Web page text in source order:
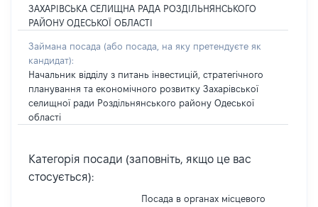
ЗАХАРІВСЬКА СЕЛИЩНА РАДА РОЗДІЛЬНЯНСЬКОГО
РАЙОНУ ОДЕСЬКОЇ ОБЛАСТІ
Займана посада (або посада, на яку претендуєте як
кандидат):
Начальник відділу з питань інвестицій, стратегічного
планування та економічного розвитку Захарівської
селищної ради Роздільнянського району Одеської
області
Категорія посади (заповніть, якщо це вас
стосується):
Посада в органах місцевого